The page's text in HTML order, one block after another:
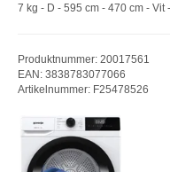
7 kg - D - 595 cm - 470 cm - Vit
Produktnummer: 20017561
EAN: 3838783077066
Artikelnummer: F25478526